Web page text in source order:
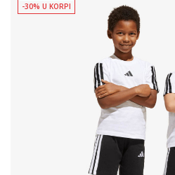
-30% U KORPI